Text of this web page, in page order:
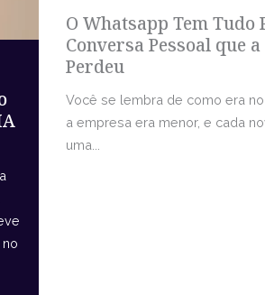
O Whatsapp Tem Tudo
Conversa Pessoal que
Perdeu
Você se lembra de como era
a empresa era menor, e cada
uma...